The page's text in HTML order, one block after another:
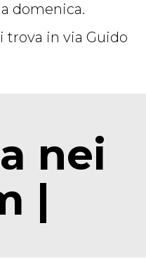
domenica.
trova in via Guido
nei
|